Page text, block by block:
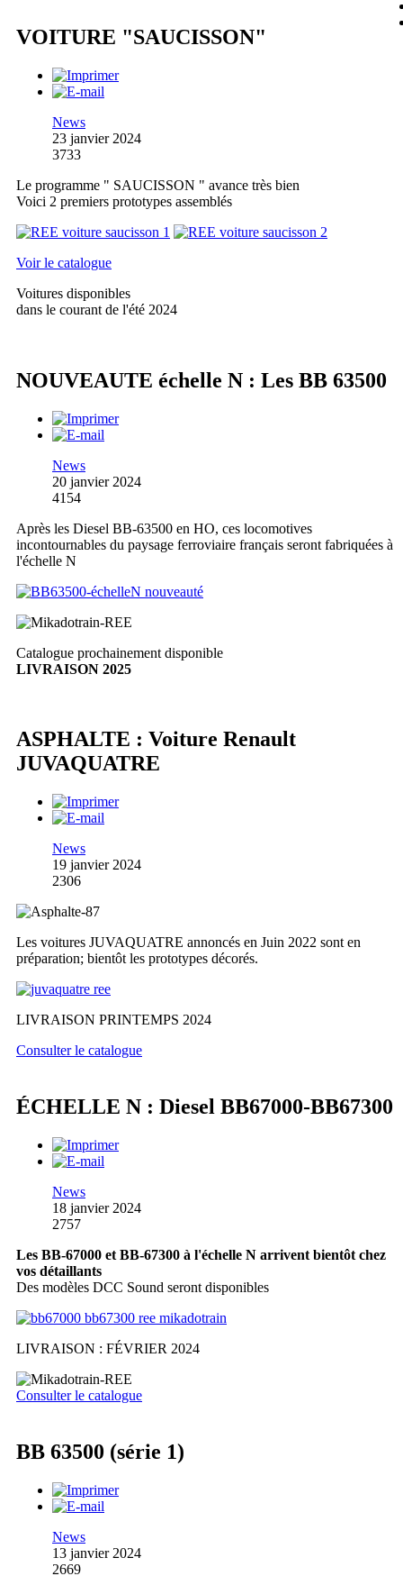
VOITURE "SAUCISSON"
News
23 janvier 2024
3733
Le programme " SAUCISSON " avance très bien
Voici 2 premiers prototypes assemblés
Voir le catalogue
Voitures disponibles
dans le courant de l'été 2024
NOUVEAUTE échelle N : Les BB 63500
News
20 janvier 2024
4154
Après les Diesel BB-63500 en HO, ces locomotives
incontournables du paysage ferroviaire français seront fabriquées à
l'échelle N
Catalogue prochainement disponible
LIVRAISON 2025
ASPHALTE : Voiture Renault
JUVAQUATRE
News
19 janvier 2024
2306
Les voitures JUVAQUATRE annoncés en Juin 2022 sont en
préparation; bientôt les prototypes décorés.
LIVRAISON PRINTEMPS 2024
Consulter le catalogue
ÉCHELLE N : Diesel BB67000-BB67300
News
18 janvier 2024
2757
Les BB-67000 et BB-67300 à l'échelle N arrivent bientôt chez
vos détaillants
Des modèles DCC Sound seront disponibles
LIVRAISON : FÉVRIER 2024
Consulter le catalogue
BB 63500 (série 1)
News
13 janvier 2024
2669